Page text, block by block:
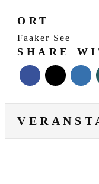
ORT
Faaker See
SHARE